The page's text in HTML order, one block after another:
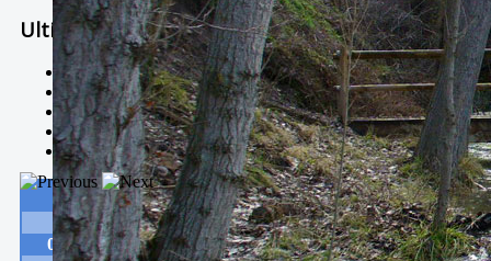
Ultimas Noticias
Solidaria carrera - 7 TÉRMINOS XTREM
Temporal de Febrero
Nevada Enero 2018
La estación de esquí de Javalambre abrirán este sábado
Larga vida a las escuelas